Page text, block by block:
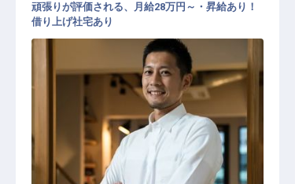
イタリアン（洋食） / 正社員
頑張りが評価される、月給28万円～・昇給あり！
借り上げ社宅あり